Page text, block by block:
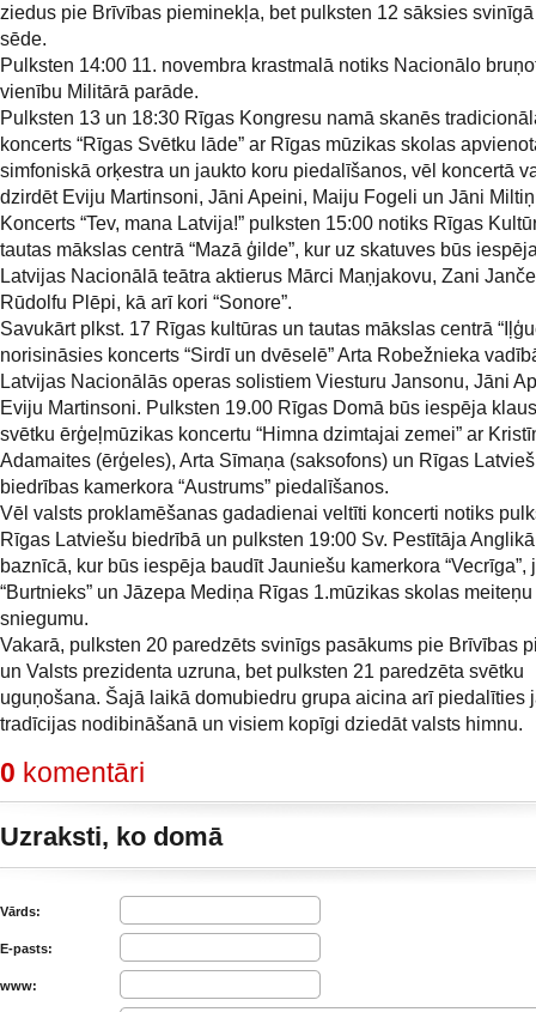
ziedus pie Brīvības pieminekļa, bet pulksten 12 sāksies
sēde.
Pulksten 14:00 11. novembra krastmalā notiks Nacionālo
vienību Militārā parāde.
Pulksten 13 un 18:30 Rīgas Kongresu namā skanēs
koncerts “Rīgas Svētku lāde” ar Rīgas mūzikas skolas
simfoniskā orķestra un jaukto koru piedalīšanos, vēl koncertā
dzirdēt Eviju Martinsoni, Jāni Apeini, Maiju Fogeli un Jāni
Koncerts “Tev, mana Latvija!” pulksten 15:00 notiks Rīgas
tautas mākslas centrā “Mazā ģilde”, kur uz skatuves būs
Latvijas Nacionālā teātra aktierus Mārci Maņjakovu, Zani
Rūdolfu Plēpi, kā arī kori “Sonore”.
Savukārt plkst. 17 Rīgas kultūras un tautas mākslas centrā
norisināsies koncerts “Sirdī un dvēselē” Arta Robežnieka
Latvijas Nacionālās operas solistiem Viesturu Jansonu, Jāni
Eviju Martinsoni. Pulksten 19.00 Rīgas Domā būs iespēja
svētku ērģeļmūzikas koncertu “Himna dzimtajai zemei” ar
Adamaites (ērģeles), Arta Sīmaņa (saksofons) un Rīgas
biedrības kamerkora “Austrums” piedalīšanos.
Vēl valsts proklamēšanas gadadienai veltīti koncerti notiks
Rīgas Latviešu biedrībā un pulksten 19:00 Sv. Pestītāja
baznīcā, kur būs iespēja baudīt Jauniešu kamerkora “Vecrīga”,
“Burtnieks” un Jāzepa Mediņa Rīgas 1.mūzikas skolas
sniegumu.
Vakarā, pulksten 20 paredzēts svinīgs pasākums pie Brīvības
un Valsts prezidenta uzruna, bet pulksten 21 paredzēta svētku
uguņošana. Šajā laikā domubiedru grupa aicina arī piedalīties
tradīcijas nodibināšanā un visiem kopīgi dziedāt valsts himnu.
0 komentāri
Uzraksti, ko domā
Vārds:
E-pasts:
www: